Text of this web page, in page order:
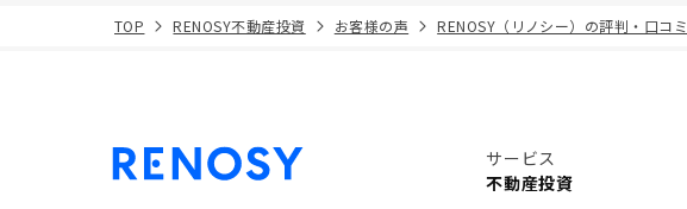
TOP RENOSY不動産投資 お客様の声 RENOSY（リノシー）の評判・口コミ
サービス
不動産投資